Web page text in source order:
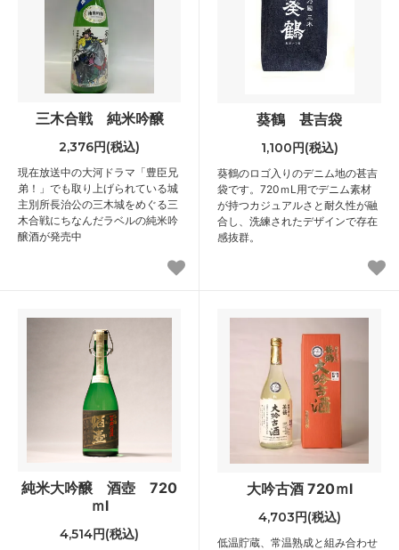
三木合戦 純米吟醸
2,376円(税込)
現在放送中の大河ドラマ「豊臣兄
弟！」でも取り上げられている城
主別所長治公の三木城をめぐる三
木合戦にちなんだラベルの純米吟
醸酒が発売中
葵鶴 甚吉袋
1,100円(税込)
葵鶴のロゴ入りのデニム地の甚吉
袋です。720ｍL用でデニム素材
が持つカジュアルさと耐久性が融
合し、洗練されたデザインで存在
感抜群。
純米大吟醸 酒壺 720
ｍl
4,514円(税込)
大吟古酒 720ｍl
4,703円(税込)
低温貯蔵、常温熟成と組み合わせ